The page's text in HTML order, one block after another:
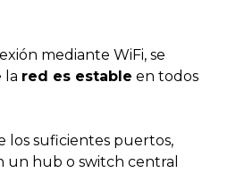
mediante WiFi, se
la red es estable en todos
los suficientes puertos,
un hub o switch central